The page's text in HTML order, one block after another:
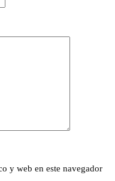
y web en este navegador